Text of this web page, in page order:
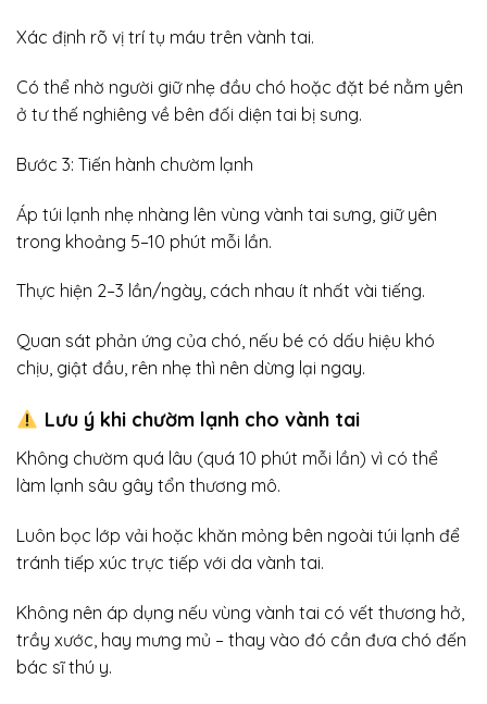
Xác định rõ vị trí tụ máu trên vành tai.
Có thể nhờ người giữ nhẹ đầu chó hoặc đặt bé nằm yên
ở tư thế nghiêng về bên đối diện tai bị sưng.
Bước 3: Tiến hành chườm lạnh
Áp túi lạnh nhẹ nhàng lên vùng vành tai sưng, giữ yên
trong khoảng 5–10 phút mỗi lần.
Thực hiện 2–3 lần/ngày, cách nhau ít nhất vài tiếng.
Quan sát phản ứng của chó, nếu bé có dấu hiệu khó
chịu, giật đầu, rên nhẹ thì nên dừng lại ngay.
Lưu ý khi chườm lạnh cho vành tai
Không chườm quá lâu (quá 10 phút mỗi lần) vì có thể
làm lạnh sâu gây tổn thương mô.
Luôn bọc lớp vải hoặc khăn mỏng bên ngoài túi lạnh để
tránh tiếp xúc trực tiếp với da vành tai.
Không nên áp dụng nếu vùng vành tai có vết thương hở,
trầy xước, hay mưng mủ – thay vào đó cần đưa chó đến
bác sĩ thú y.